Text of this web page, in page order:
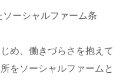
ーシャルファーム条
め、働きづらさを抱えて
をソーシャルファームと